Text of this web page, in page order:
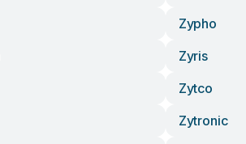
Zypho
Zyris
Zytco
Zytronic